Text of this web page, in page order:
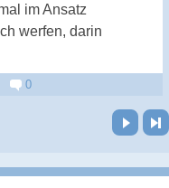
im Ansatz
werfen, darin
0
Seite